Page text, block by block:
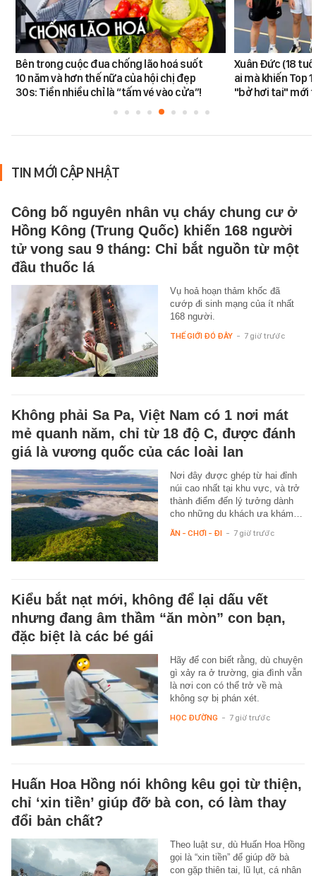
Bên trong cuộc đua chống lão hoá suốt
10 năm và hơn thế nữa của hội chị đẹp
30s: Tiền nhiều chỉ là “tấm vé vào cửa”!
Xuân Đức (18
ai mà khiến Top
"bở hơi tai" mới
TIN MỚI CẬP NHẬT
Công bố nguyên nhân vụ cháy chung cư ở
Hồng Kông (Trung Quốc) khiến 168 người
tử vong sau 9 tháng: Chỉ bắt nguồn từ một
đầu thuốc lá
Vụ hoả hoạn thảm khốc đã
cướp đi sinh mạng của ít nhất
168 người.
THẾ GIỚI ĐÓ ĐÂY - 7 giờ trước
Không phải Sa Pa, Việt Nam có 1 nơi mát
mẻ quanh năm, chỉ từ 18 độ C, được đánh
giá là vương quốc của các loài lan
Nơi đây được ghép từ hai đỉnh
núi cao nhất tại khu vực, và trở
thành điểm đến lý tưởng dành
cho những du khách ưa khám…
ĂN - CHƠI - ĐI - 7 giờ trước
Kiểu bắt nạt mới, không để lại dấu vết
nhưng đang âm thầm “ăn mòn” con bạn,
đặc biệt là các bé gái
Hãy để con biết rằng, dù chuyện
gì xảy ra ở trường, gia đình vẫn
là nơi con có thể trở về mà
không sợ bị phán xét.
HỌC ĐƯỜNG - 7 giờ trước
Huấn Hoa Hồng nói không kêu gọi từ thiện,
chỉ ‘xin tiền’ giúp đỡ bà con, có làm thay
đổi bản chất?
Theo luật sư, dù Huấn Hoa Hồng
gọi là “xin tiền” để giúp đỡ bà
con gặp thiên tai, lũ lụt, cá nhân